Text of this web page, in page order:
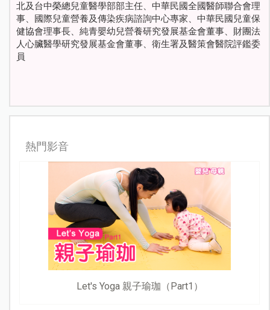
北及台中榮總兒童醫學部部主任、中華民國全國醫師聯合會理
事、國際兒童營養及傳染疾病諮詢中心專家、中華民國兒童保
健協會理事長、純青嬰幼兒營養研究發展基金會董事、財團法
人心臟醫學研究發展基金會董事、衛生署及醫策會醫院評鑑委
員
熱門影音
Let's Yoga 親子瑜珈（Part1）